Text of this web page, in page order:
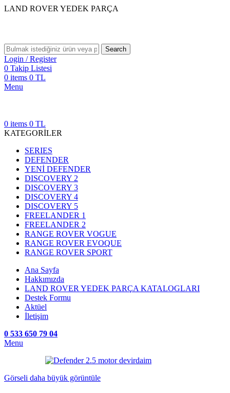
LAND ROVER YEDEK PARÇA
Search
Login / Register
0 Takip Listesi
0 items 0 TL
Menu
0 items 0 TL
KATEGORİLER
SERIES
DEFENDER
YENİ DEFENDER
DISCOVERY 2
DISCOVERY 3
DISCOVERY 4
DISCOVERY 5
FREELANDER 1
FREELANDER 2
RANGE ROVER VOGUE
RANGE ROVER EVOQUE
RANGE ROVER SPORT
Ana Sayfa
Hakkımızda
LAND ROVER YEDEK PARÇA KATALOGLARI
Destek Formu
Aktüel
İletişim
0 533 650 79 04
Menu
Görseli daha büyük görüntüle